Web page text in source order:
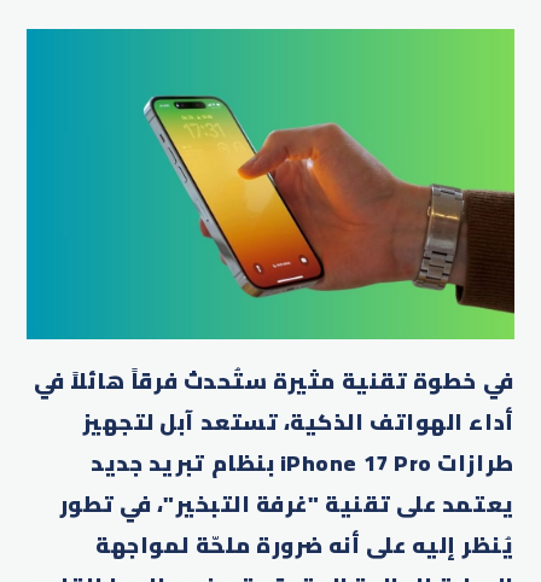
في خطوة تقنية مثيرة ستُحدث فرقاً هائلاً في
أداء الهواتف الذكية، تستعد آبل لتجهيز
طرازات iPhone 17 Pro بنظام تبريد جديد
يعتمد على تقنية "غرفة التبخير"، في تطور
يُنظر إليه على أنه ضرورة ملحّة لمواجهة